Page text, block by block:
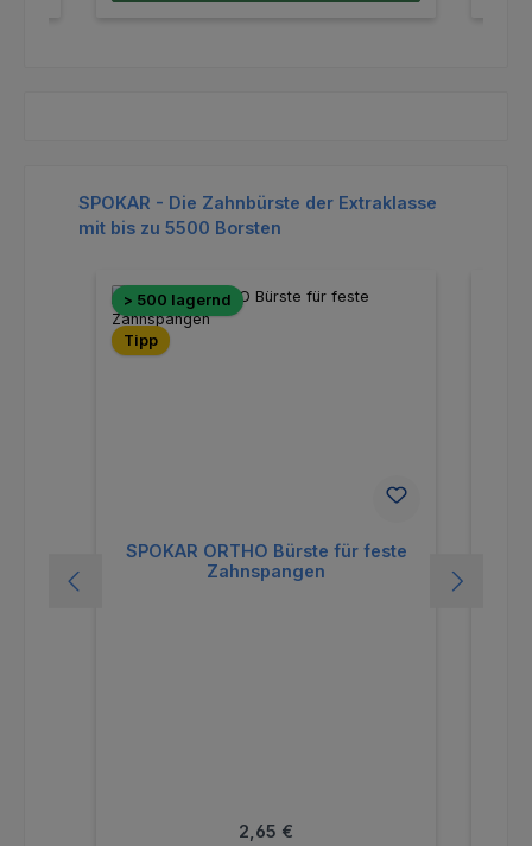
Produktgalerie überspringen
SPOKAR - Die Zahnbürste der Extraklasse
mit bis zu 5500 Borsten
> 500 lagernd
Tipp
SPOKAR ORTHO Bürste für feste
Zahnspangen
Regulärer Preis:
2,65 €